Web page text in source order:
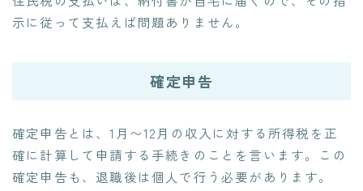
示に従って支払えば問題ありません。
確定申告
確定申告とは、1月〜12月の収入に対する所得税を正
確に計算して申請する手続きのことを言います。この
確定申告も、退職後は個人で行う必要があります。